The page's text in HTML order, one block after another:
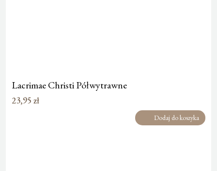
Lacrimae Christi Półwytrawne
23,95 zł
Dodaj do koszyka